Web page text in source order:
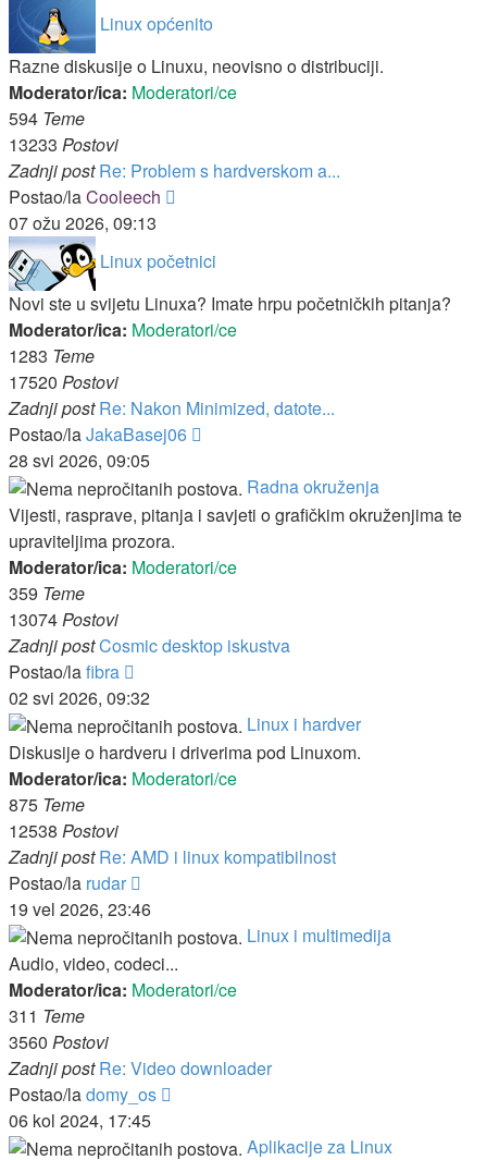
Linux općenito
Razne diskusije o Linuxu, neovisno o distribuciji.
Moderator/ica: Moderatori/ce
594 Teme
13233 Postovi
Zadnji post Re: Problem s hardverskom a...
Postao/laCooleech
07 ožu 2026, 09:13
Linux početnici
Novi ste u svijetu Linuxa? Imate hrpu početničkih pitanja?
Moderator/ica: Moderatori/ce
1283 Teme
17520 Postovi
Zadnji post Re: Nakon Minimized, datote...
Postao/laJakaBasej06
28 svi 2026, 09:05
Radna okruženja
Vijesti, rasprave, pitanja i savjeti o grafičkim okruženjima te
upraviteljima prozora.
Moderator/ica: Moderatori/ce
359 Teme
13074Postovi
Zadnji postCosmic desktop iskustva
Postao/lafibra
post
02 svi 2026, 09:32
Linux i hardver
Diskusije o hardveru i driverima pod Linuxom.
Moderator/ica: Moderatori/ce
875 Teme
12538 Postovi
Zadnji post Re: AMD i linux kompatibilnost
Postao/la rudar
post
19 vel 2026, 23:46
Linux i multimedija
Audio, video, codeci...
Moderator/ica: Moderatori/ce
311 Teme
3560 Postovi
Zadnji post Re: Video downloader
Postao/ladomy_os
06 kol 2024, 17:45
Aplikacije za Linux